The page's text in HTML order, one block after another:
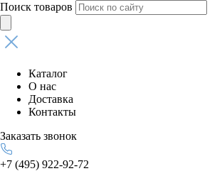
Поиск товаров
Каталог
О нас
Доставка
Контакты
Заказать звонок
+7 (495) 922-92-72